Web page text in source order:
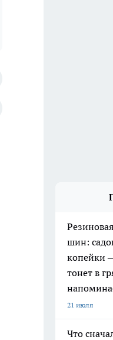
шин:
копейки
тонет в
21 июля
Что